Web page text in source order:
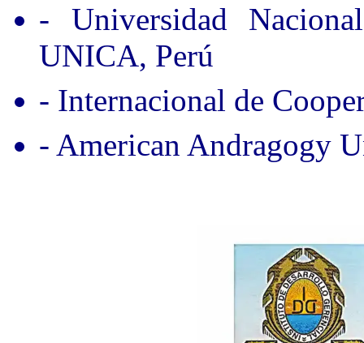
- Universidad
UNICA, Perú
- Internacional de
- American Andragogy